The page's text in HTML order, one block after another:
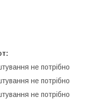
не потрібно
не потрібно
не потрібно